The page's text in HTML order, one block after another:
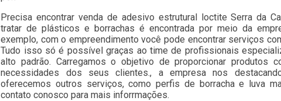
Precisa encontrar venda de adesivo estrutural loctite Serra da
tratar de plásticos e borrachas é encontrada por meio da
exemplo, com o empreendimento você pode encontrar serviços
Tudo isso só é possível graças ao time de profissionais
alto padrão. Carregamos o objetivo de proporcionar produtos
necessidades dos seus clientes., a empresa nos
oferecemos outros serviços, como perfis de borracha e luva
contato conosco para mais inforrmações.